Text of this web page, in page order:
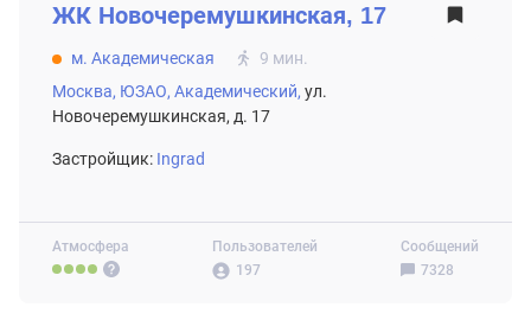
Атмосфера
Пользователей
197
Сообщений
7328
ЖК Новочеремушкинская, 17
м. Академическая
9 мин.
Москва, ЮЗАО, Академический, ул.
Новочеремушкинская, д. 17
Застройщик: Ingrad